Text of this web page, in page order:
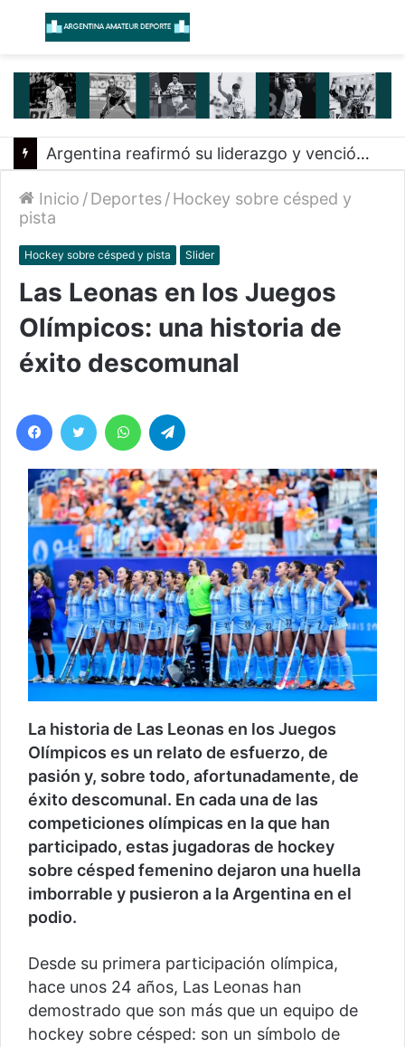
Menú
Argentina reafirmó su liderazgo y venció a Uruguay en el Sudamericano
Inicio /Deportes/Hockey sobre césped y
pista
Hockey sobre césped y pista Slider
Las Leonas en los Juegos
Olímpicos: una historia de
éxito descomunal
Facebook
Twitter WhatsApp
La historia de Las Leonas en los Juegos
Olímpicos es un relato de esfuerzo, de
pasión y, sobre todo, afortunadamente, de
éxito descomunal. En cada una de las
competiciones olímpicas en la que han
participado, estas jugadoras de hockey
sobre césped femenino dejaron una huella
imborrable y pusieron a la Argentina en el
podio.
Desde su primera participación olímpica,
hace unos 24 años, Las Leonas han
demostrado que son más que un equipo de
hockey sobre césped: son un símbolo de